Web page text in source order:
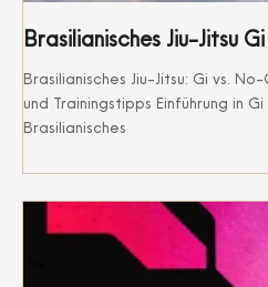
Brasilianisches Jiu-Jitsu
Brasilianisches Jiu-Jitsu: Gi vs.
und Trainingstipps Einführung in
Brasilianisches